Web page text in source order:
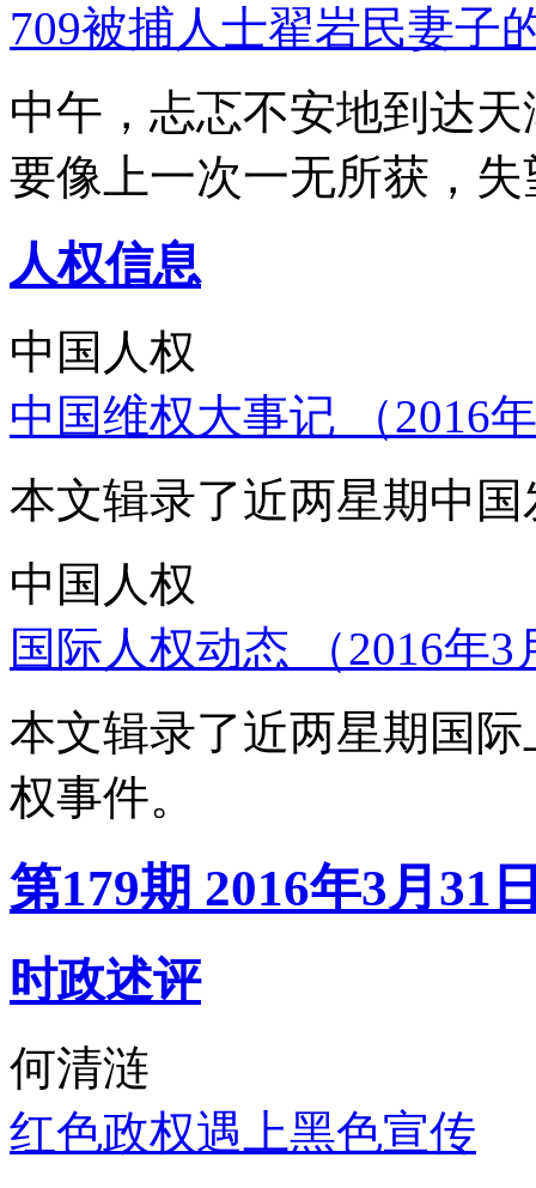
709被捕人士翟岩民妻子
中午，忐忑不安地到达
要像上一次一无所获，
人权信息
中国人权
中国维权大事记 （2016
本文辑录了近两星期中
中国人权
国际人权动态 （2016年
本文辑录了近两星期国
权事件。
第179期 2016年3月31
时政述评
何清涟
红色政权遇上黑色宣传